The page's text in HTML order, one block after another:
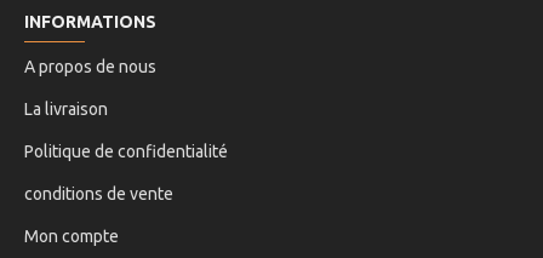
INFORMATIONS
A propos de nous
La livraison
Politique de confidentialité
conditions de vente
Mon compte